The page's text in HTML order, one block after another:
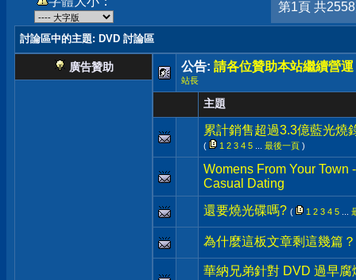
第1頁 共
討論區中的主題: DVD 討論區
廣告贊助 公告: 請各位贊助本站繼續營運
站長
主題
累計銷售超過3.3億藍光燒
( 1 2 3 4 5 最後一頁 )
Womens From Your Town
Casual Dating
還要燒光碟嗎? ( 1 2 3 4 5
為什麼這板文章剩這幾篇？
華納兄弟針對 DVD 過早